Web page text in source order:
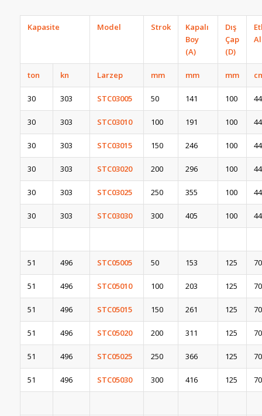
Kapasite Model Strok
Kapalı
Boy
(A)
Dış
Çap
(D)
ton kn Larzep mm mm mm
30 303 STC03005 50 141 100
30 303 STC03010 100 191 100
30 303 STC03015 150 246 100
30 303 STC03020 200 296 100
30 303 STC03025 250 355 100
30 303 STC03030 300 405 100
51 496 STC05005 50 153 125
51 496 STC05010 100 203 125
51 496 STC05015 150 261 125
51 496 STC05020 200 311 125
51 496 STC05025 250 366 125
51 496 STC05030 300 416 125